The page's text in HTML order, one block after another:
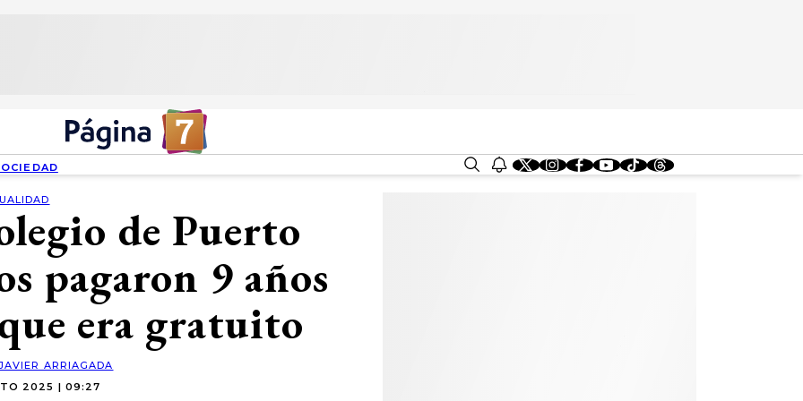
de Puerto
pagaron 9 años
era gratuito
ARRIAGADA
2025 | 09:27